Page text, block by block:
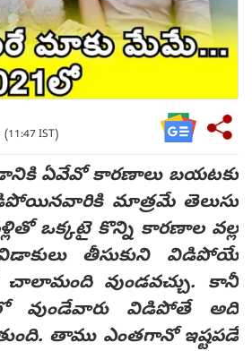
(11:47 IST)
ఏవేవో కారణాలు బయటకు
మాత్రమే తెలుసు
ఒక్కటై కొన్ని కారణాల వల్ల
తీసుకుని విడిపోయే
చాలామంది వుండవచ్చు. కానీ
వుండేవారు విడిపోతే అది
తాము ఎంతగానో ఇష్టపడే